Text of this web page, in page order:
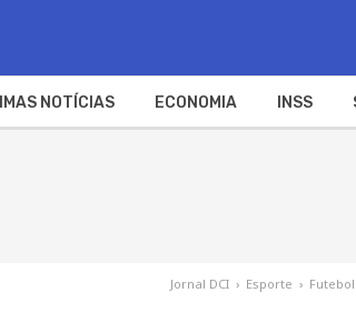
NOTÍCIAS ECONOMIA INSS
Jornal DCI › Esporte › Futebol